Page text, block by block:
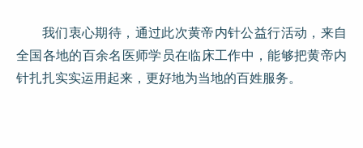
我们衷心期待，通过此次黄帝内针公益行活动，来自
全国各地的百余名医师学员在临床工作中，能够把黄帝内
针扎扎实实运用起来，更好地为当地的百姓服务。